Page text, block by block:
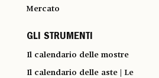
Mercato
GLI STRUMENTI
Il calendario delle mostre
Il calendario delle aste | Le